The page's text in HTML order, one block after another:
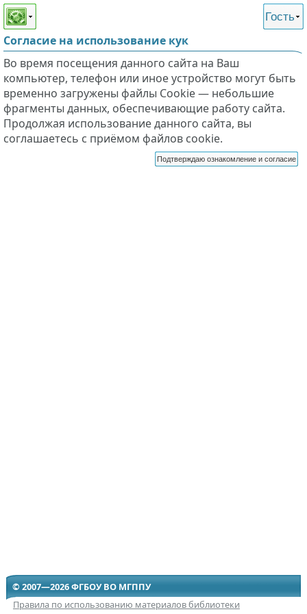
Этот сайт поддерживает
слабовидящих
Гость
Согласие на использование кук
Во время посещения данного сайта на Ваш
компьютер, телефон или иное устройство могут быть
временно загружены файлы Cookie — небольшие
фрагменты данных, обеспечивающие работу сайта.
Продолжая использование данного сайта, вы
соглашаетесь с приёмом файлов cookie.
Подтверждаю ознакомление и согласие
© 2007—2026 ФГБОУ ВО МГППУ
Правила по использованию материалов библиотеки